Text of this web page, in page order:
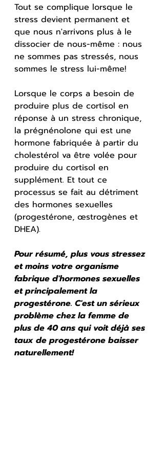
Tout se complique lorsque le
stress devient permanent et
que nous n'arrivons plus à le
dissocier de nous-même : nous
ne sommes pas stressés, nous
sommes le stress lui-même!
Lorsque le corps a besoin de
produire plus de cortisol en
réponse à un stress chronique,
la prégnénolone qui est une
hormone fabriquée à partir du
cholestérol va être volée pour
produire du cortisol en
supplément. Et tout ce
processus se fait au détriment
des hormones sexuelles
(progestérone, œstrogènes et
DHEA).
Pour résumé, plus vous stressez
et moins votre organisme
fabrique d'hormones sexuelles
et principalement la
progestérone. C'est un sérieux
problème chez la femme de
plus de 40 ans qui voit déjà ses
taux de progestérone baisser
naturellement!